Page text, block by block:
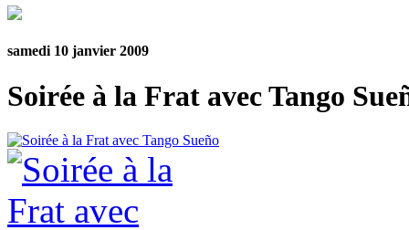
samedi 10 janvier 2009
Soirée à la Frat avec Tango